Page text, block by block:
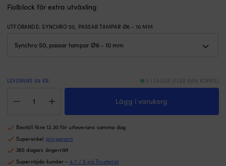
Fiolblock för extra utväxling
UTFÖRANDE: SYNCHRO 50, PASSAR TAMPAR Ø6 - 10 MM
LEVERANS 59 KR 3 I LAGER (FLER KAN KÖPAS)
med
schackel
Synchro
50,
fast/roterande,
glidlagrat,
Lägg i varukorg
Beställ före 12.30 för utleverans samma dag
Superenkel prisgaranti
365 dagars ångerrätt
Supernöjda kunder - 4.7 / 5 på Trustpilot